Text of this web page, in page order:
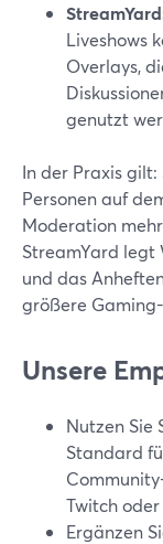
Liveshows
Overlays,
genutzt
In der Praxis
Personen auf
Moderation
StreamYard legt
und das
größere
Unsere
Nutzen Sie
Standard
Twitch
Ergänzen